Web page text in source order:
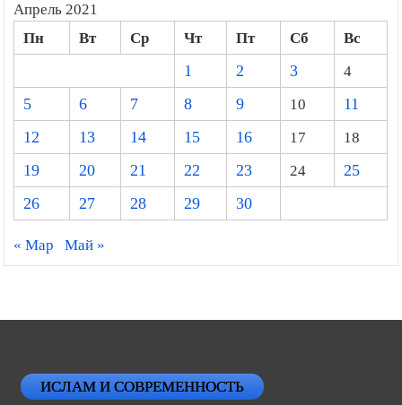
Апрель 2021
Пн Вт Ср Чт Пт Сб
Вс
1
2 3
4
5
6 7 8 9 10
11
12
13 14 15 16 17
18
19
20 21 22 23 24
25
26
27 28 29 30
« Мар Май »
ИСЛАМ И СОВРЕМЕННОСТЬ